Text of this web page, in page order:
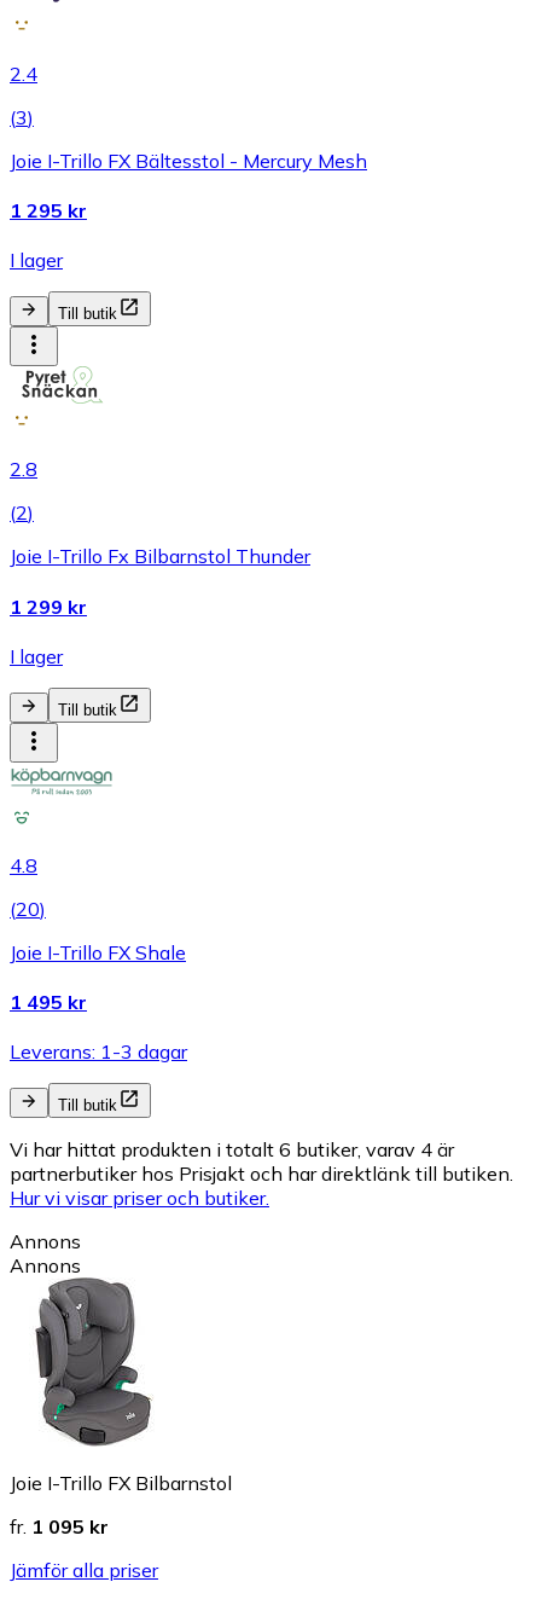
2.4
(3)
Joie I-Trillo FX Bältesstol - Mercury Mesh
1 295 kr
I lager
Till butik
2.8
(2)
Joie I-Trillo Fx Bilbarnstol Thunder
1 299 kr
I lager
Till butik
4.8
(20)
Joie I-Trillo FX Shale
1 495 kr
Leverans: 1-3 dagar
Till butik
Vi har hittat produkten i totalt 6 butiker, varav 4 är
partnerbutiker hos Prisjakt och har direktlänk till butiken.
Hur vi visar priser och butiker.
Annons
Annons
Joie I-Trillo FX Bilbarnstol
fr. 1 095 kr
Jämför alla priser